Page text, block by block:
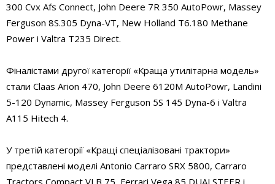
300 Cvx Afs Connect, John Deere 7R 350 AutoPowr, Massey
Ferguson 8S.305 Dyna-VT, New Holland T6.180 Methane
Power і Valtra T235 Direct.
Фіналістами другої категорії «Краща утилітарна модель»
стали Claas Arion 470, John Deere 6120M AutoPowr, Landini
5-120 Dynamic, Massey Ferguson 5S 145 Dyna-6 і Valtra
A115 Hitech 4.
У третій категорії «Кращі спеціалізовані трактори»
представлені моделі Antonio Carraro SRX 5800, Carraro
Tractors Compact VLB 75, Ferrari Vega 85 DUALSTEER і